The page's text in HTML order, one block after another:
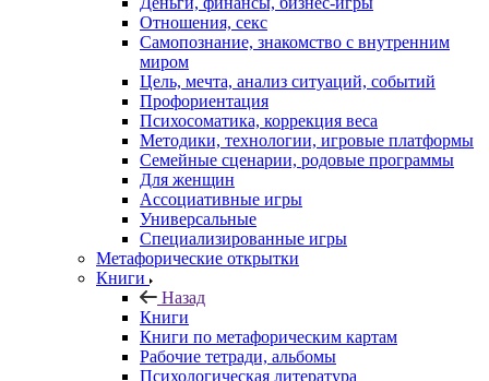
Отношения, секс
Самопознание, знакомство с внутренним
миром
Цель, мечта, анализ ситуаций, событий
Профориентация
Психосоматика, коррекция веса
Методики, технологии, игровые платформы
Семейные сценарии, родовые программы
Для женщин
Ассоциативные игры
Универсальные
Специализированные игры
Метафорические открытки
Книги
Назад
Книги
Книги по метафорическим картам
Рабочие тетради, альбомы
Психологическая литература